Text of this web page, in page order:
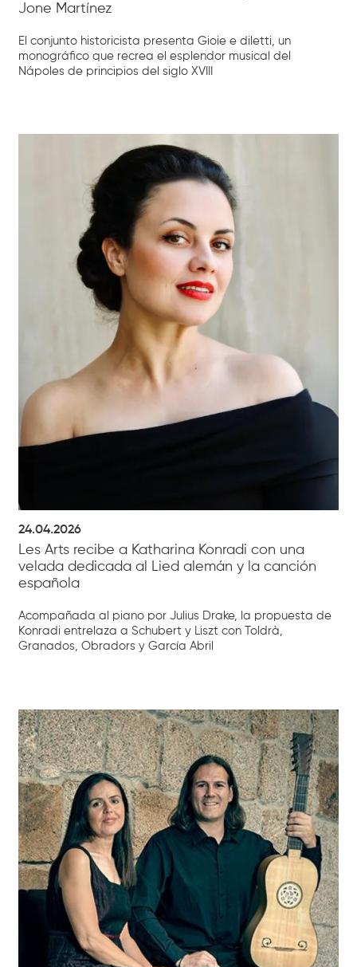
Jone Martínez
El conjunto historicista presenta Gioie e diletti, un
monográfico que recrea el esplendor musical del
Nápoles de principios del siglo XVIII
24.04.2026
Les Arts recibe a Katharina Konradi con una
velada dedicada al Lied alemán y la canción
española
Acompañada al piano por Julius Drake, la propuesta de
Konradi entrelaza a Schubert y Liszt con Toldrà,
Granados, Obradors y García Abril